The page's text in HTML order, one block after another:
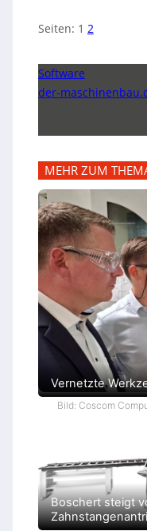
Seiten: 1 2
Software
der-
MEHR ZUM
Vernetzte
Bild: Coscom
Boschert steigt